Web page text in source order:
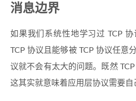
消息边界
如果我们系统性地学习过 TCP
TCP 协议且能够被 TCP 协议任意
议就不会有太大的问题。既然
这其实就意味着应用层协议需要自